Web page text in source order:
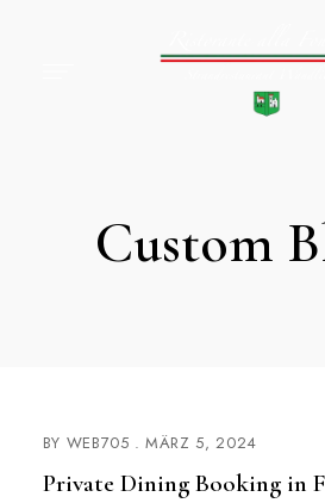
Custom
BY WEB705 MÄRZ 5, 2024
Private Dining Booking in